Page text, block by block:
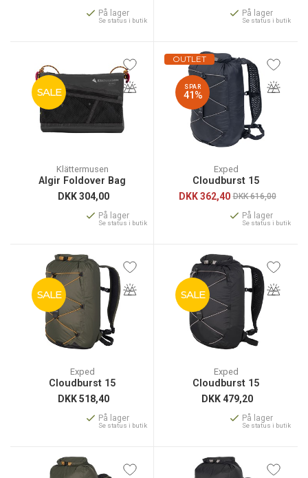
På lager
Se status i butik
På lager
Se status i butik
SALE
Klättermusen
Algir Foldover Bag
DKK304,00
På lager
Se status i butik
OUTLET
SPAR
41%
Exped
Cloudburst 15
DKK362,40 DKK 616,00
På lager
Se status i butik
SALE
Exped
Cloudburst 15
DKK518,40
På lager
Se status i butik
SALE
Exped
Cloudburst 15
DKK479,20
På lager
Se status i butik